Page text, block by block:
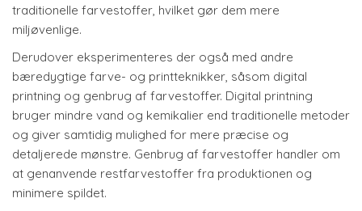
traditionelle farvestoffer, hvilket gør dem mere
miljøvenlige.
Derudover eksperimenteres der også med andre
bæredygtige farve- og printteknikker, såsom digital
printning og genbrug af farvestoffer. Digital printning
bruger mindre vand og kemikalier end traditionelle metoder
og giver samtidig mulighed for mere præcise og
detaljerede mønstre. Genbrug af farvestoffer handler om
at genanvende restfarvestoffer fra produktionen og
minimere spildet.